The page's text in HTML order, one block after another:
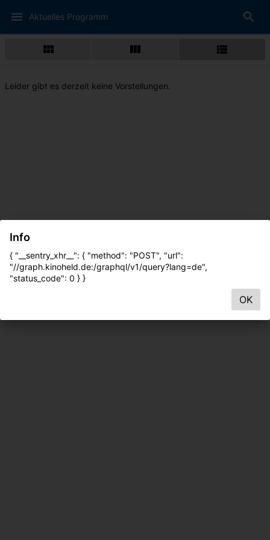
Aktuelles Programm
Leider gibt es derzeit keine Vorstellungen.
Info
{ "__sentry_xhr__": { "method": "POST", "url":
"//graph.kinoheld.de:/graphql/v1/query?lang=de",
"status_code": 0 } }
OK